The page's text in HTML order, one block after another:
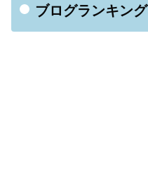
ブログランキング